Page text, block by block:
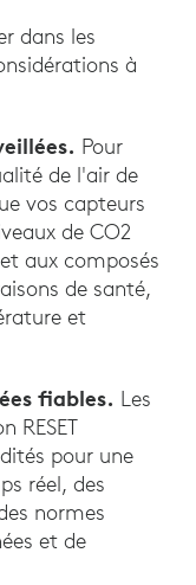
dans les
à
Pour
de l'air de
vos capteurs
de CO2
aux composés
de santé,
et
fiables. Les
RESET
pour une
réel, des
normes
et de